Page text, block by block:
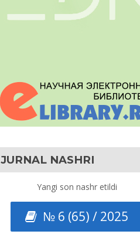
JURNAL NASHRI
Yangi son nashr etildi
№ 6 (65) / 2025